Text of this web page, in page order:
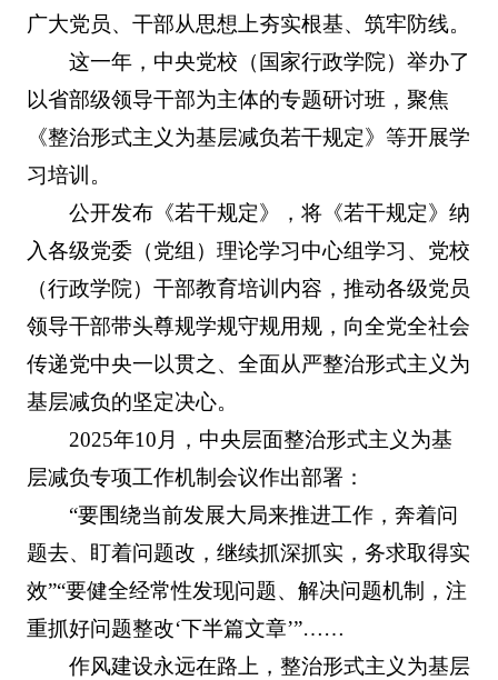
广大党员、干部从思想上夯实根基、筑牢防线。
这一年，中央党校（国家行政学院）举办了
以省部级领导干部为主体的专题研讨班，聚焦
《整治形式主义为基层减负若干规定》等开展学
习培训。
公开发布《若干规定》，将《若干规定》纳
入各级党委（党组）理论学习中心组学习、党校
（行政学院）干部教育培训内容，推动各级党员
领导干部带头尊规学规守规用规，向全党全社会
传递党中央一以贯之、全面从严整治形式主义为
基层减负的坚定决心。
2025年10月，中央层面整治形式主义为基
层减负专项工作机制会议作出部署：
“要围绕当前发展大局来推进工作，奔着问
题去、盯着问题改，继续抓深抓实，务求取得实
效”“要健全经常性发现问题、解决问题机制，注
重抓好问题整改‘下半篇文章’”……
作风建设永远在路上，整治形式主义为基层